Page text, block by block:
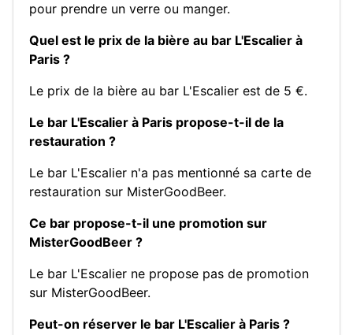
pour prendre un verre ou manger.
Quel est le prix de la bière au bar L'Escalier à
Paris ?
Le prix de la bière au bar L'Escalier est de 5 €.
Le bar L'Escalier à Paris propose-t-il de la
restauration ?
Le bar L'Escalier n'a pas mentionné sa carte de
restauration sur MisterGoodBeer.
Ce bar propose-t-il une promotion sur
MisterGoodBeer ?
Le bar L'Escalier ne propose pas de promotion
sur MisterGoodBeer.
Peut-on réserver le bar L'Escalier à Paris ?